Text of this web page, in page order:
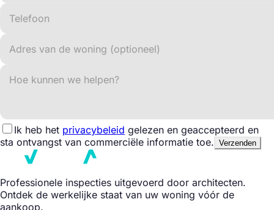
Ik heb het privacybeleid gelezen en geaccepteerd en
sta ontvangst van commerciële informatie toe. Verzenden
Professionele inspecties uitgevoerd door architecten.
Ontdek de werkelijke staat van uw woning vóór de
aankoop.